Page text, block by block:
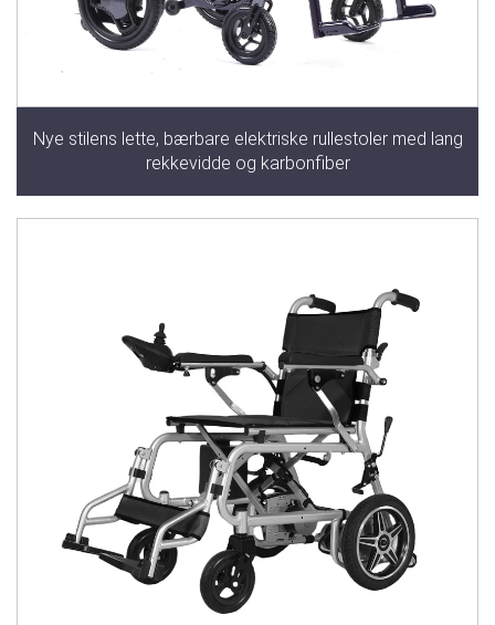
Nye stilens lette, bærbare elektriske rullestoler med lang
rekkevidde og karbonfiber